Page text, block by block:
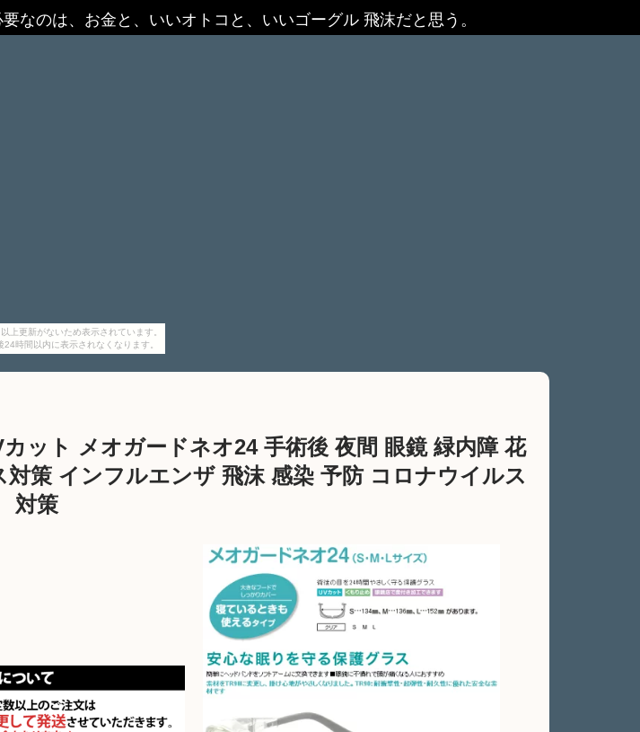
上更新がないため表示されています。
24時間以内に表示されなくなります。
なのは、お金と、いいオトコと、いいゴーグル 飛沫だと思う。
ット メオガードネオ24 手術後 夜間 眼鏡 緑内障 花
策 インフルエンザ 飛沫 感染 予防 コロナウイルス
対策